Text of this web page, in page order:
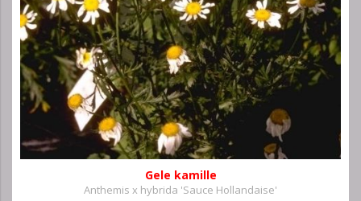
Gele kamille
Anthemis x hybrida 'Sauce Hollandaise'